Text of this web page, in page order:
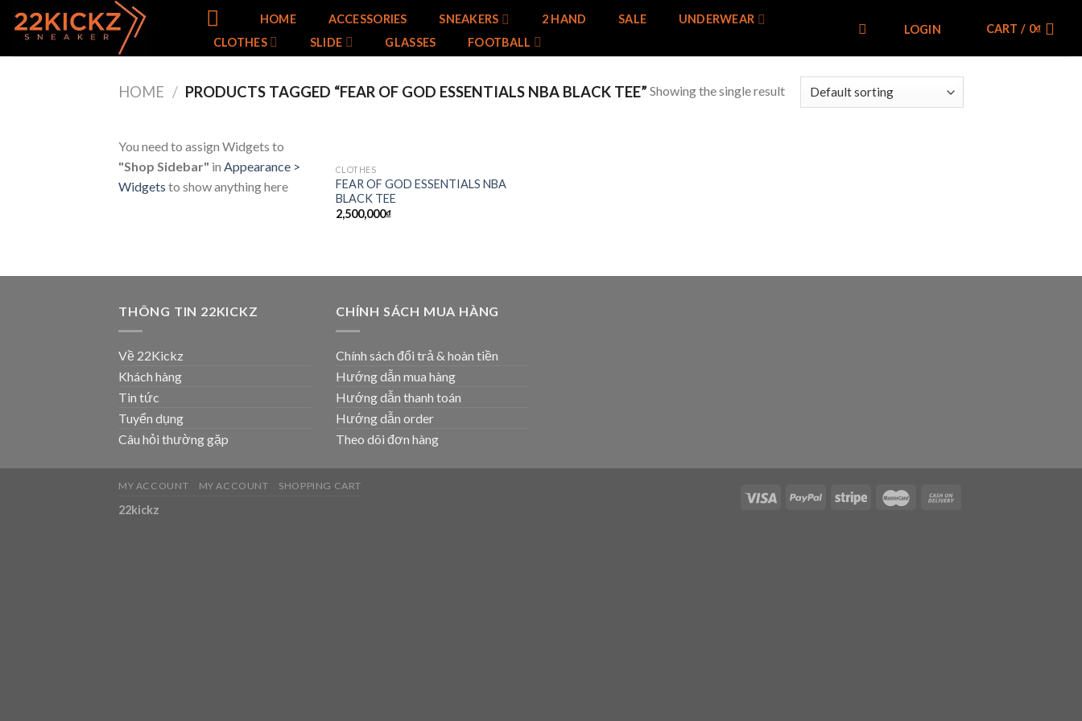
Skip
HOME ACCESSORIES SNEAKERS 2 HAND SALE
UNDERWEAR
CLOTHES
SLIDE GLASSES FOOTBALL
LOGIN CART / 0₫
HOME / PRODUCTS TAGGED “FEAR OF GOD ESSENTIALS NBA BLACK TEE” Showing the single result
You need to assign Widgets to
"Shop Sidebar" in Appearance >
Widgets to show anything here
Add to
wishlist
CLOTHES
FEAR OF GOD ESSENTIALS NBA
BLACK TEE
2,500,000₫
THÔNG TIN 22KICKZ
Về 22Kickz
Khách hàng
Tin tức
Tuyển dụng
Câu hỏi thường gặp
CHÍNH SÁCH MUA HÀNG
Chính sách đổi trả & hoàn tiền
Hướng dẫn mua hàng
Hướng dẫn thanh toán
Hướng dẫn order
Theo dõi đơn hàng
MY ACCOUNT MY ACCOUNT SHOPPING CART
22kickz